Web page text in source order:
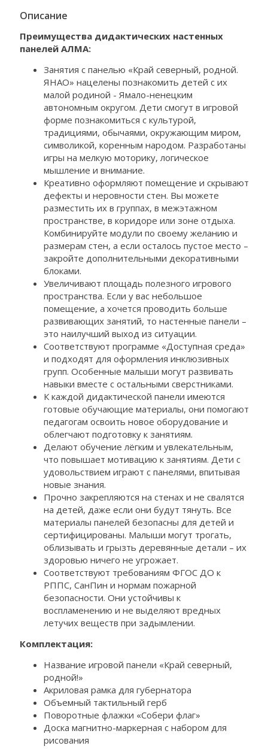
Описание
Преимущества дидактических настенных
панелей АЛМА:
Занятия с панелью «Край северный, родной.
ЯНАО» нацелены познакомить детей с их
малой родиной - Ямало-ненецким
автономным округом. Дети смогут в игровой
форме познакомиться с культурой,
традициями, обычаями, окружающим миром,
символикой, коренным народом. Разработаны
игры на мелкую моторику, логическое
мышление и внимание.
Креативно оформляют помещение и скрывают
дефекты и неровности стен. Вы можете
разместить их в группах, в межэтажном
пространстве, в коридоре или зоне отдыха.
Комбинируйте модули по своему желанию и
размерам стен, а если осталось пустое место –
закройте дополнительными декоративными
блоками.
Увеличивают площадь полезного игрового
пространства. Если у вас небольшое
помещение, а хочется проводить больше
развивающих занятий, то настенные панели –
это наилучший выход из ситуации.
Соответствуют программе «Доступная среда»
и подходят для оформления инклюзивных
групп. Особенные малыши могут развивать
навыки вместе с остальными сверстниками.
К каждой дидактической панели имеются
готовые обучающие материалы, они помогают
педагогам освоить новое оборудование и
облегчают подготовку к занятиям.
Делают обучение лёгким и увлекательным,
что повышает мотивацию к занятиям. Дети с
удовольствием играют с панелями, впитывая
новые знания.
Прочно закрепляются на стенах и не свалятся
на детей, даже если они будут тянуть. Все
материалы панелей безопасны для детей и
сертифицированы. Малыши могут трогать,
облизывать и грызть деревянные детали – их
здоровью ничего не угрожает.
Соответствуют требованиям ФГОС ДО к
РППС, СанПин и нормам пожарной
безопасности. Они устойчивы к
воспламенению и не выделяют вредных
летучих веществ при задымлении.
Комплектация:
Название игровой панели «Край северный,
родной!»
Акриловая рамка для губернатора
Объемный тактильный герб
Поворотные флажки «Собери флаг»
Доска магнитно-маркерная с набором для
рисования